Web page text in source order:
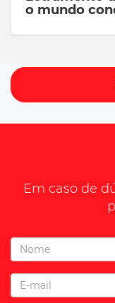
o mundo
Em caso de